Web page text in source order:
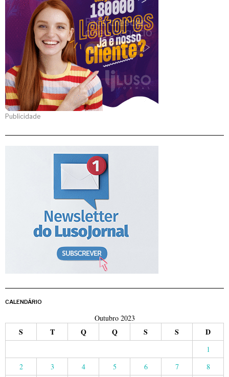
Publicidade
CALENDÁRIO
Outubro 2023
S T Q Q S S D
1
2
3 4 5 6 7 8